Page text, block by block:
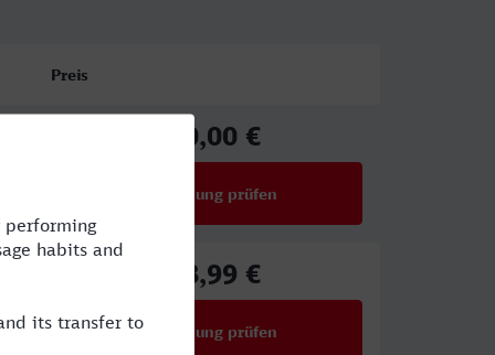
Preis
30,00 €
Verbindung prüfen
88,99 €
Verbindung prüfen